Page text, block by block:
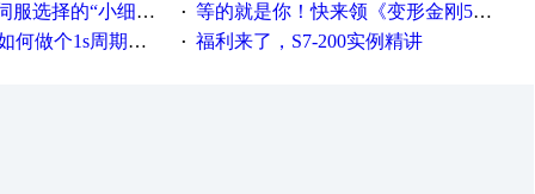
小细节大学问”奖励公告
· 等的就是你！快来领《变形金刚5》观影券
1s周期循环的脚本
· 福利来了，S7-200实例精讲